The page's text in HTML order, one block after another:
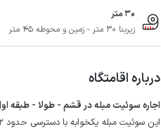
30 متر
زیربنا 30 متر - زمین و محوطه 45 متر
درباره اقامتگاه
اجاره سوئیت مبله در قشم - طولا - طبقه